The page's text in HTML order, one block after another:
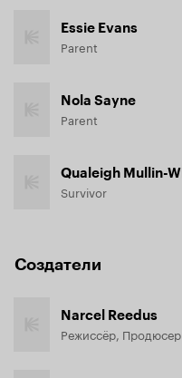
Essie Evans
Parent
Nola Sayne
Parent
Qualeigh Mullin-
Survivor
Создатели
Narcel Reedus
Режиссёр, Продюсер